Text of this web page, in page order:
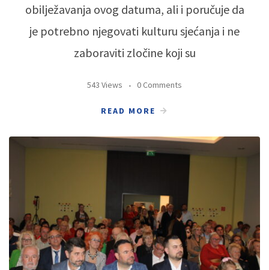
obilježavanja ovog datuma, ali i poručuje da
je potrebno njegovati kulturu sjećanja i ne
zaboraviti zločine koji su
543 Views 0 Comments
READ MORE